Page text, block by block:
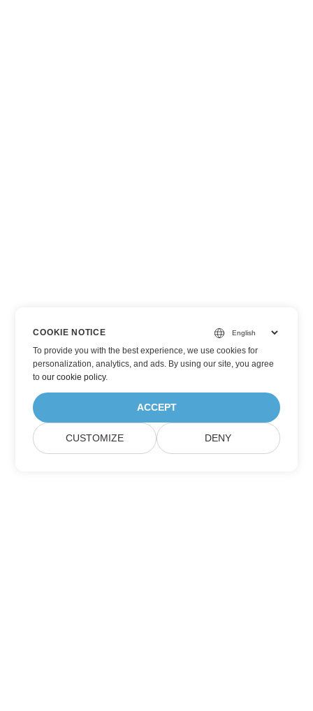
COOKIE NOTICE
To provide you with the best experience, we use cookies for
personalization, analytics, and ads. By using our site, you agree
toour cookie policy.
ACCEPT
CUSTOMIZE DENY